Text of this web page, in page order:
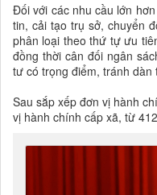
Đối với các nhu cầu lớn
tin, cải tạo trụ sở, chuyển
phân loại theo thứ tự ưu
đồng thời cân đối ngân
tư có trọng điểm, tránh dàn
Sau sắp xếp đơn vị hành
vị hành chính cấp xã, từ